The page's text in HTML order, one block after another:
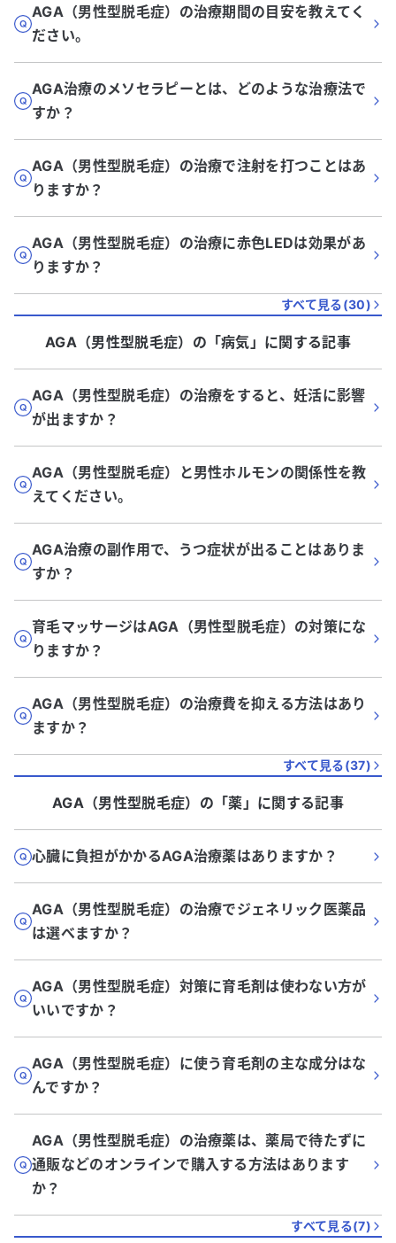
AGA（男性型脱毛症）の治療期間の目安を教えてく
ださい。
AGA治療のメソセラピーとは、どのような治療法で
すか？
AGA（男性型脱毛症）の治療で注射を打つことはあ
りますか？
AGA（男性型脱毛症）の治療に赤色LEDは効果があ
りますか？
すべて見る(30)
AGA（男性型脱毛症） の「病気 」に関する記事
AGA（男性型脱毛症）の治療をすると、妊活に影響
が出ますか？
AGA（男性型脱毛症）と男性ホルモンの関係性を教
えてください。
AGA治療の副作用で、うつ症状が出ることはありま
すか？
育毛マッサージはAGA（男性型脱毛症）の対策にな
りますか？
AGA（男性型脱毛症）の治療費を抑える方法はあり
ますか？
すべて見る(37)
AGA（男性型脱毛症） の「薬 」に関する記事
心臓に負担がかかるAGA治療薬はありますか？
AGA（男性型脱毛症）の治療でジェネリック医薬品
は選べますか？
AGA（男性型脱毛症）対策に育毛剤は使わない方が
いいですか？
AGA（男性型脱毛症）に使う育毛剤の主な成分はな
んですか？
AGA（男性型脱毛症）の治療薬は、薬局で待たずに
通販などのオンラインで購入する方法はあります
か？
すべて見る(7)